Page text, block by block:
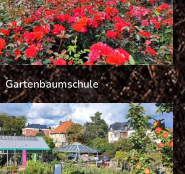
Gartenbaumschule